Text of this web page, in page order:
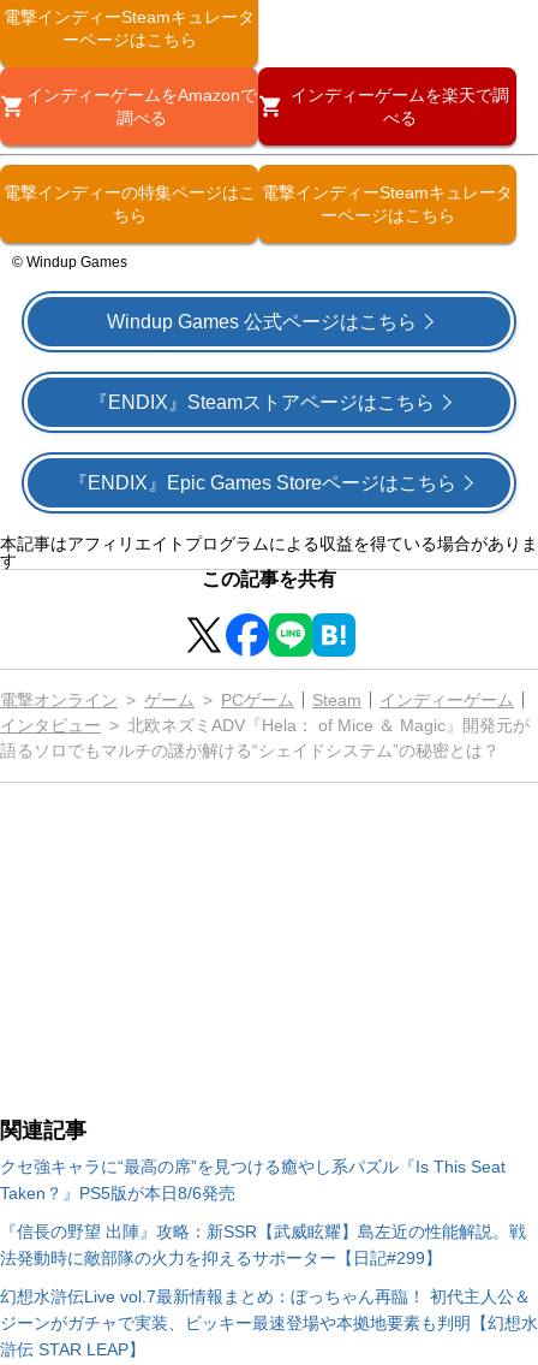
電撃インディーSteamキュレータ
ーページはこちら
インディーゲームをAmazonで
調べる
インディーゲームを楽天で調
べる
電撃インディーの特集ページはこ
ちら
電撃インディーSteamキュレータ
ーページはこちら
© Windup Games
Windup Games 公式ページはこちら
『ENDIX』Steamストアページはこちら
『ENDIX』Epic Games Storeページはこちら
本記事はアフィリエイトプログラムによる収益を得ている場合がありま
す
この記事を共有
電撃オンライン ゲーム PCゲーム Steam
インディーゲーム
インタビュー
北欧ネズミADV『Hela： of Mice ＆ Magic』開発元が
語るソロでもマルチの謎が解ける“シェイドシステム”の秘密とは？
関連記事
クセ強キャラに“最高の席”を見つける癒やし系パズル『Is This Seat
Taken？』PS5版が本日8/6発売
『信長の野望 出陣』攻略：新SSR【武威眩耀】島左近の性能解説。戦
法発動時に敵部隊の火力を抑えるサポーター【日記#299】
幻想水滸伝Live vol.7最新情報まとめ：ぼっちゃん再臨！ 初代主人公＆
ジーンがガチャで実装、ビッキー最速登場や本拠地要素も判明【幻想水
滸伝 STAR LEAP】